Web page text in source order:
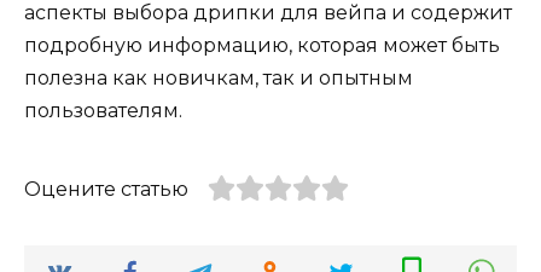
аспекты выбора дрипки для вейпа и содержит
подробную информацию, которая может быть
полезна как новичкам, так и опытным
пользователям.
Оцените статью